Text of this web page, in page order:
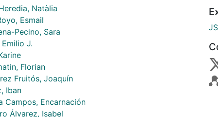
Natàlia
Esmail
Pecino, Sara
J.
Florian
Fruitós, Joaquín
Iban
Campos, Encarnación
Álvarez, Isabel